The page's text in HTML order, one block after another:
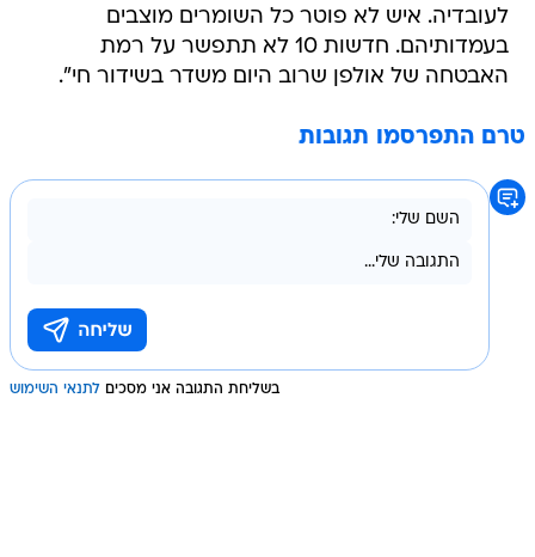
לעובדיה. איש לא פוטר כל השומרים מוצבים
בעמדותיהם. חדשות 10 לא תתפשר על רמת
האבטחה של אולפן שרוב היום משדר בשידור חי".
טרם התפרסמו תגובות
בשליחת התגובה אני מסכים לתנאי השימוש